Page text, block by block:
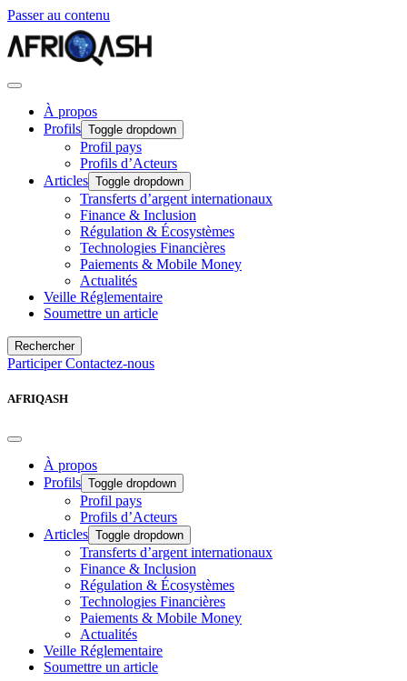
Passer au contenu
À propos
Profils Toggle dropdown
Profil pays
Profils d’Acteurs
Articles Toggle dropdown
Transferts d’argent internationaux
Finance & Inclusion
Régulation & Écosystèmes
Technologies Financières
Paiements & Mobile Money
Actualités
Veille Réglementaire
Soumettre un article
Rechercher
ParticiperContactez-nous
AFRIQASH
À propos
Profils Toggle dropdown
Profil pays
Profils d’Acteurs
Articles Toggle dropdown
Transferts d’argent internationaux
Finance & Inclusion
Régulation & Écosystèmes
Technologies Financières
Paiements & Mobile Money
Actualités
Veille Réglementaire
Soumettre un article